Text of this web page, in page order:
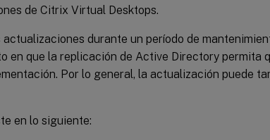
de Citrix Virtual Desktops.
durante un período de
en que la replicación de Active Directory permita
Por lo general, la actualización puede
en lo siguiente: